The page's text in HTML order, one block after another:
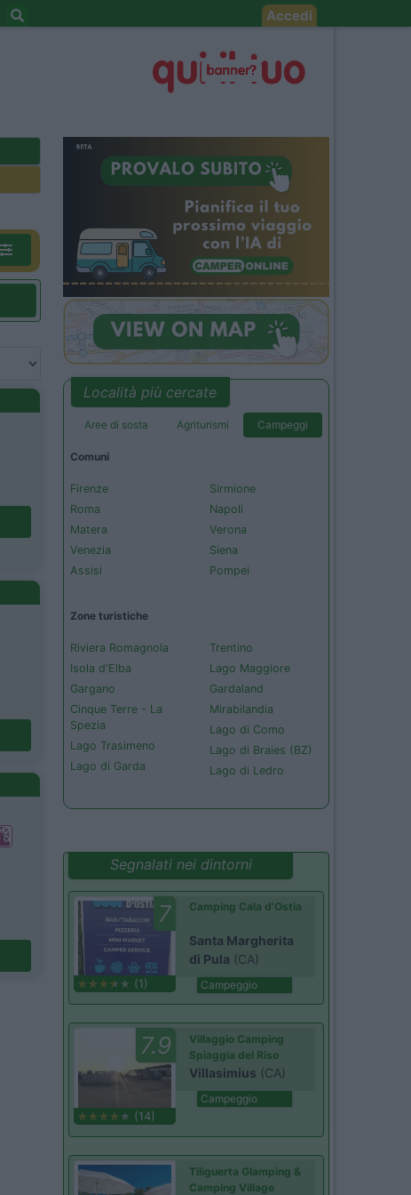
Accedi
Località più cercate
Aree di sosta Agriturismi Campeggi
Comuni
Firenze
Roma
Matera
Venezia
Assisi
Sirmione
Napoli
Verona
Siena
Pompei
Zone turistiche
Riviera Romagnola
Isola d'Elba
Gargano
Cinque Terre - La
Spezia
Lago Trasimeno
Lago di Garda
Trentino
Lago Maggiore
Gardaland
Mirabilandia
Lago di Como
Lago di Braies (BZ)
Lago di Ledro
Segnalati nei dintorni
7
(1)
Camping Cala d'Ostia
Santa Margherita
di Pula (CA)
Campeggio
7.9
(14)
Villaggio Camping
Spiaggia del Riso
Villasimius (CA)
Campeggio
Tiliguerta Glamping &
Camping Village